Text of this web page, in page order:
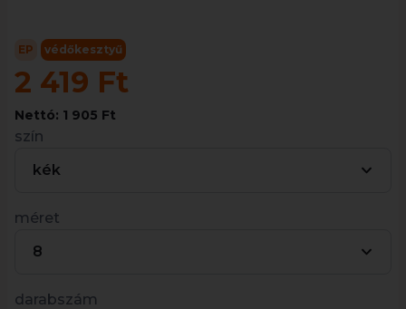
EP védőkesztyű
2 419 Ft
Nettó: 1 905 Ft
szín
kék
méret
8
darabszám